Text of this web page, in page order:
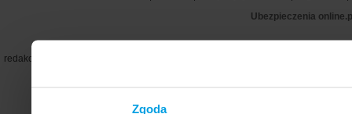
Zgoda
Ubezpieczenia
redakcja@ubezpieczenie.com.pl